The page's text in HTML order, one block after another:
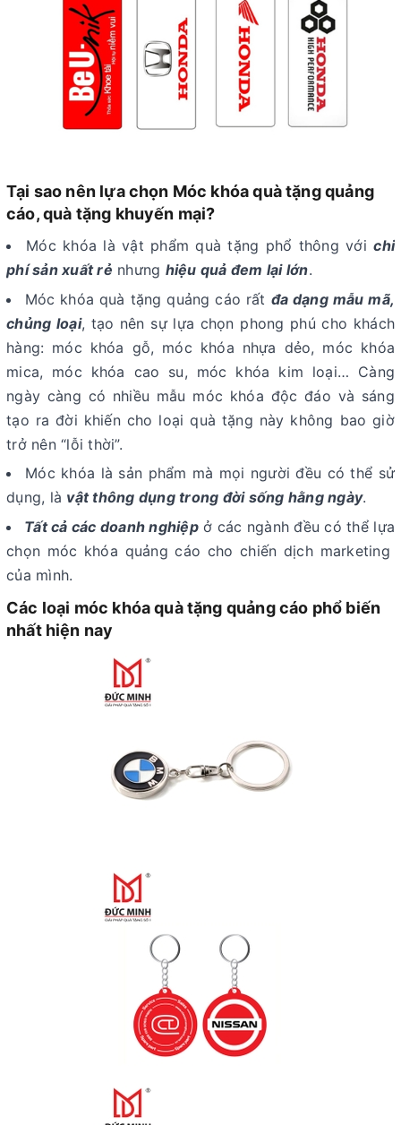
Tại sao nên lựa chọn Móc khóa quà tặng quảng
cáo, quà tặng khuyến mại?
Móc khóa là vật phẩm quà tặng phổ thông vớichi
phí sản xuất rẻ nhưng hiệu quả đem lại lớn.
Móc khóa quà tặng quảng cáo rất đa dạng mẫu mã,
chủng loại, tạo nên sự lựa chọn phong phú cho khách
hàng: móc khóa gỗ, móc khóa nhựa dẻo, móc khóa
mica, móc khóa cao su, móc khóa kim loại… Càng
ngày càng có nhiều mẫu móc khóa độc đáo và sáng
tạo ra đời khiến cho loại quà tặng này không bao giờ
trở nên “lỗi thời”.
Móc khóa là sản phẩm mà mọi người đều có thể sử
dụng, là vật thông dụng trong đời sống hằng ngày.
Tất cả các doanh nghiệpở các ngành đều có thể lựa
chọn móc khóa quảng cáo cho chiến dịch marketing
của mình.
Các loại móc khóa quà tặng quảng cáo phổ biến
nhất hiện nay